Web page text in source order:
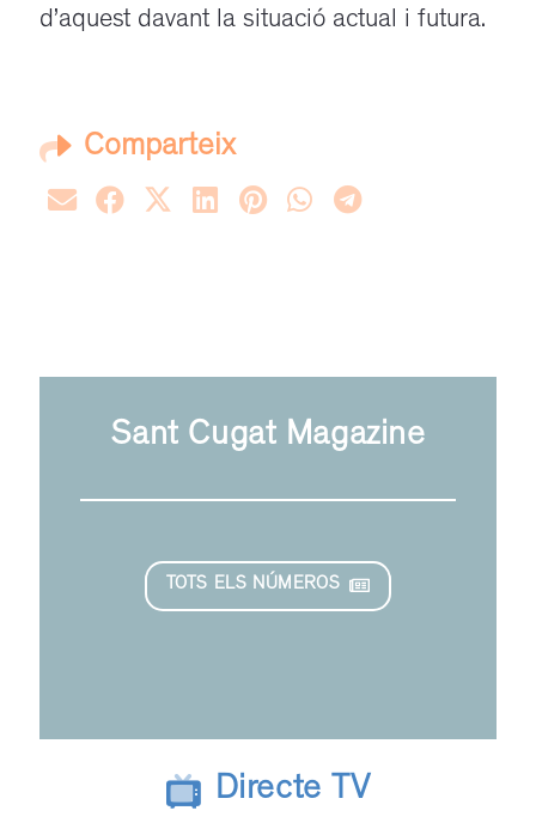
d’aquest davant la situació actual i futura.
Comparteix
Sant Cugat Magazine
TOTS ELS NÚMEROS
Directe TV